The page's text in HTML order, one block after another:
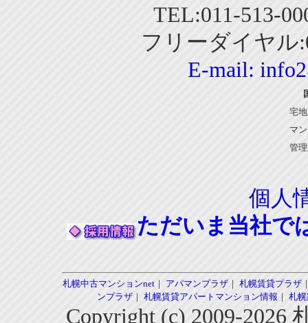
TEL:011-513-
フリーダイヤル
E-mail:
宅
マ
管
個人
ただいま当社で
札幌中古マンションnet｜ アパマンプラザ｜ 札幌賃貸プラザ
ンプラザ｜ 札幌賃貸アパートマンション情報 ｜ 札
Copyright (c) 2009-2026